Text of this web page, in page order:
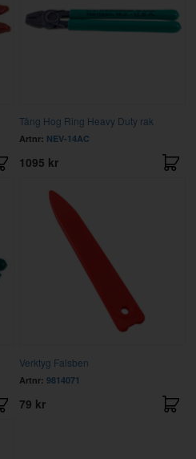
Tång Hog Ring Heavy Duty rak
Artnr: NEV-14AC
1095 kr
Verktyg Falsben
Artnr: 9814071
79 kr